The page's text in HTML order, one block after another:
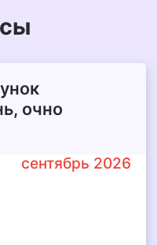
очно
сентябрь 2026